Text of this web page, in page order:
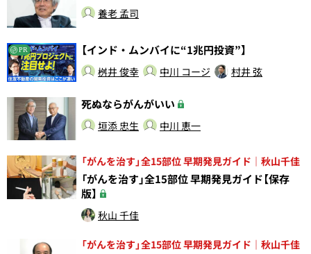
養老 孟司
PR 【インド・ムンバイに“1兆円投資”】
桝井 俊幸 中川 コージ 村井 弦
死ぬならがんがいい
垣添 忠生 中川 恵一
「がんを治す」全15部位 早期発見ガイド｜秋山千佳
「がんを治す」全15部位 早期発見ガイド【保存
版】
秋山 千佳
「がんを治す」全15部位 早期発見ガイド｜秋山千佳